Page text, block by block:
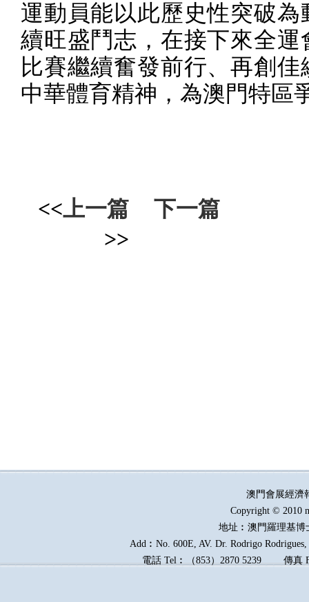
運動員能以此歷史性突破為
續旺盛鬥志，在接下來全運
比賽繼續奮發前行、再創佳
中華體育精神，為澳門特區
<<上一篇
下一篇
>>
澳門會展經
Copyright © 2010
地址︰澳門羅理基博
Add︰No. 600E, AV. Dr. Rodrigo
電話 Tel︰（853）2870 5239傳真